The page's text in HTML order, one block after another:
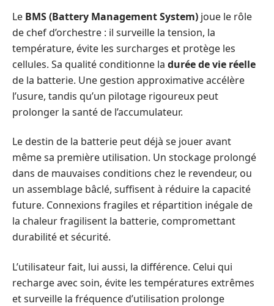
Le BMS (Battery Management System) joue le rôle
de chef d’orchestre : il surveille la tension, la
température, évite les surcharges et protège les
cellules. Sa qualité conditionne la durée de vie réelle
de la batterie. Une gestion approximative accélère
l’usure, tandis qu’un pilotage rigoureux peut
prolonger la santé de l’accumulateur.
Le destin de la batterie peut déjà se jouer avant
même sa première utilisation. Un stockage prolongé
dans de mauvaises conditions chez le revendeur, ou
un assemblage bâclé, suffisent à réduire la capacité
future. Connexions fragiles et répartition inégale de
la chaleur fragilisent la batterie, compromettant
durabilité et sécurité.
L’utilisateur fait, lui aussi, la différence. Celui qui
recharge avec soin, évite les températures extrêmes
et surveille la fréquence d’utilisation prolonge